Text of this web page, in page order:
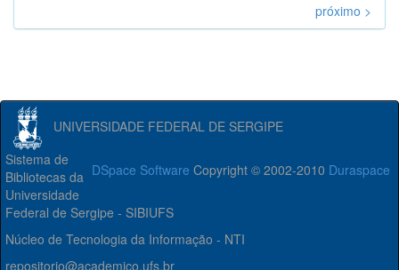
próximo >
UNIVERSIDADE FEDERAL DE SERGIPE
DSpace Software Copyright © 2002-2010 Duraspace
Sistema de
Bibliotecas da
Universidade
Federal de Sergipe - SIBIUFS
Núcleo de Tecnologia da Informação - NTI
repositorio@academico.ufs.br